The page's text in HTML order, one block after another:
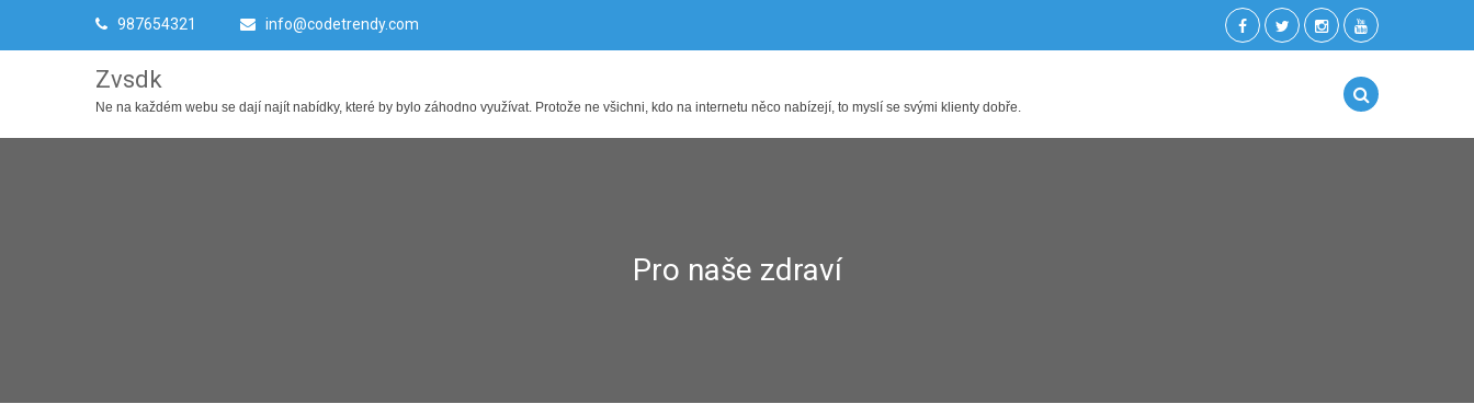
987654321 info@codetrendy.com
Zvsdk
Ne na každém webu se dají najít nabídky, které by bylo záhodno využívat. Protože ne všichni, kdo na internetu něco nabízejí, to myslí se svými klienty dobře.
Pro naše zdraví